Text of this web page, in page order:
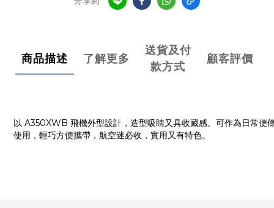
商品描述 了解更多
送貨及付
款方式
顧客評價
以 A350XWB 飛機外型設計，造型吸睛又具收藏感。可作為日常便
使用，輕巧方便攜帶，航空迷必收，實用又有特色。